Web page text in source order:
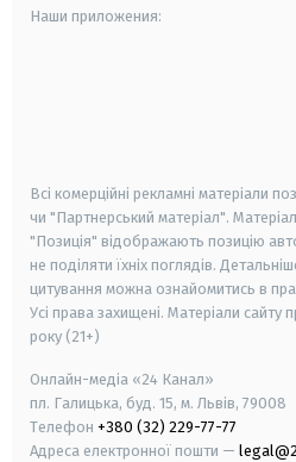
Наши приложения:
Всі комерційні рекламні матеріали
чи "Партнерський матеріал".
"Позиція" відображають позицію
не поділяти їхніх поглядів.
цитування можна ознайомитись в
Усі права захищені. Матеріали сайту
року (21+)
Онлайн-медіа «24 Канал»
пл. Галицька, буд. 15, м. Львів, 79008
Телефон +380 (32) 229-77-77
Адреса електронної пошти —